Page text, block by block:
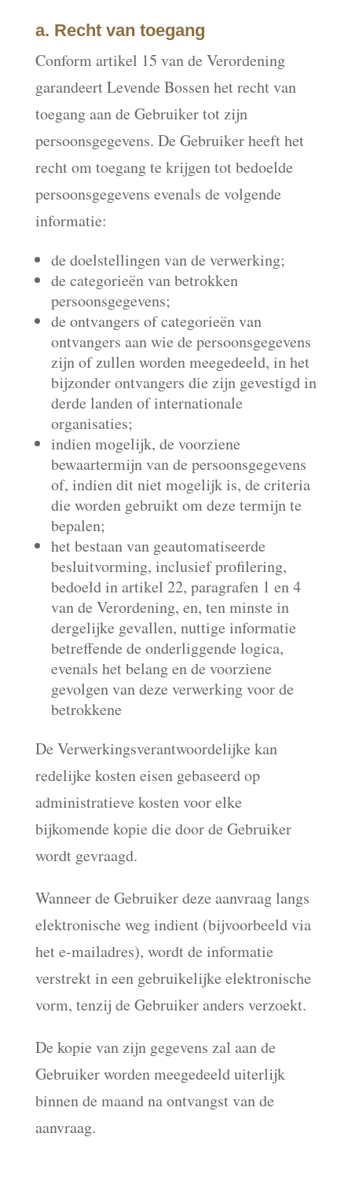
a. Recht van toegang
Conform artikel 15 van de Verordening
garandeert Levende Bossen het recht van
toegang aan de Gebruiker tot zijn
persoonsgegevens. De Gebruiker heeft het
recht om toegang te krijgen tot bedoelde
persoonsgegevens evenals de volgende
informatie:
de doelstellingen van de verwerking;
de categorieën van betrokken
persoonsgegevens;
de ontvangers of categorieën van
ontvangers aan wie de persoonsgegevens
zijn of zullen worden meegedeeld, in het
bijzonder ontvangers die zijn gevestigd in
derde landen of internationale
organisaties;
indien mogelijk, de voorziene
bewaartermijn van de persoonsgegevens
of, indien dit niet mogelijk is, de criteria
die worden gebruikt om deze termijn te
bepalen;
het bestaan van geautomatiseerde
besluitvorming, inclusief profilering,
bedoeld in artikel 22, paragrafen 1 en 4
van de Verordening, en, ten minste in
dergelijke gevallen, nuttige informatie
betreffende de onderliggende logica,
evenals het belang en de voorziene
gevolgen van deze verwerking voor de
betrokkene
De Verwerkingsverantwoordelijke kan
redelijke kosten eisen gebaseerd op
administratieve kosten voor elke
bijkomende kopie die door de Gebruiker
wordt gevraagd.
Wanneer de Gebruiker deze aanvraag langs
elektronische weg indient (bijvoorbeeld via
het e-mailadres), wordt de informatie
verstrekt in een gebruikelijke elektronische
vorm, tenzij de Gebruiker anders verzoekt.
De kopie van zijn gegevens zal aan de
Gebruiker worden meegedeeld uiterlijk
binnen de maand na ontvangst van de
aanvraag.